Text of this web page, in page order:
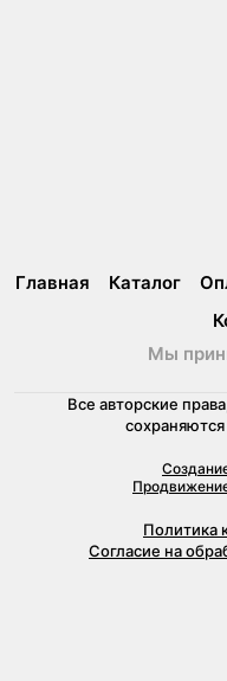
Главная Каталог
Мы
Все авторские
Политика
Согласие на